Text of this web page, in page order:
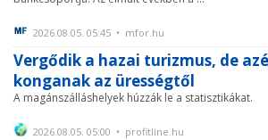
2026.08.05. 05:45 • mfor.hu
Vergődik a hazai turizmus, de
konganak az ürességtől
A magánszálláshelyek húzzák le a statisztikákat.
2026.08.05. 05:00 • profitline.hu